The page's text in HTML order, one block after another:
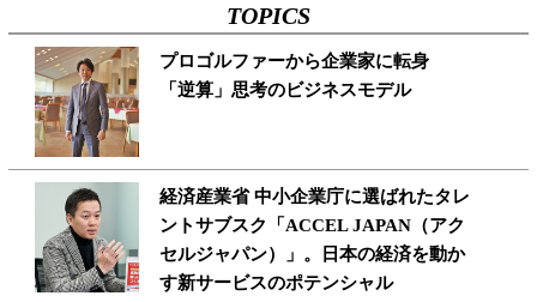
TOPICS
プロゴルファーから企業家に転身
「逆算」思考のビジネスモデル
経済産業省 中小企業庁に選ばれたタレ
ントサブスク「ACCEL JAPAN（アク
セルジャパン）」。日本の経済を動か
す新サービスのポテンシャル